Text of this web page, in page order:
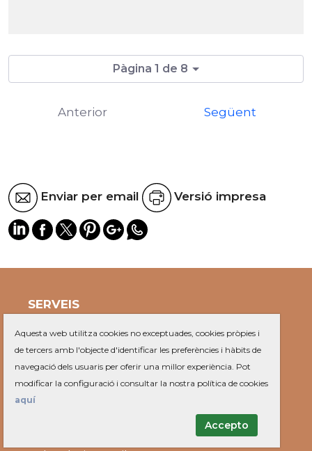
Pàgina 1 de 8
Anterior Següent
Enviar per email Versió impresa
SERVEIS
Recollida mobles
OMIC
Ofertes de feina
AJUNTAMENT
Aquesta web utilitza cookies no exceptuades, cookies pròpies i
de tercers amb l'objecte d'identificar les preferències i hàbits de
navegació dels usuaris per oferir una millor experiència. Pot
modificar la configuració i consultar la nostra política de cookies
aquí
Accepto